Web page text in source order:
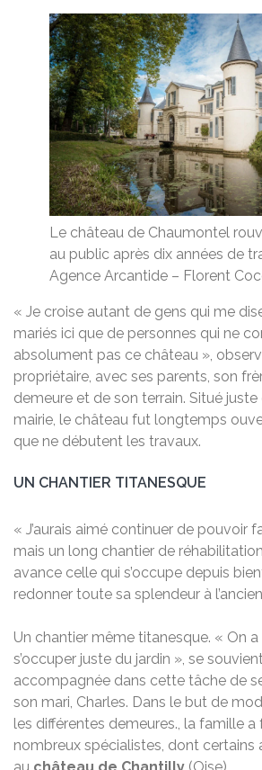
Le château de Chaumontel
au public après dix années de
Agence Arcantide – Florent
« Je croise autant de gens qui me
mariés ici que de personnes qui ne
absolument pas ce château »,
propriétaire, avec ses parents, son
demeure et de son terrain. Situé
mairie, le château fut longtemps
que ne débutent les travaux.
UN CHANTIER TITANESQUE
« J’aurais aimé continuer de pouvoir
mais un long chantier de
avance celle qui s’occupe depuis
redonner toute sa splendeur à
Un chantier même titanesque. « On a
s’occuper juste du jardin », se
accompagnée dans cette tâche de
son mari, Charles. Dans le but de
les différentes demeures., la famille
nombreux spécialistes, dont certains